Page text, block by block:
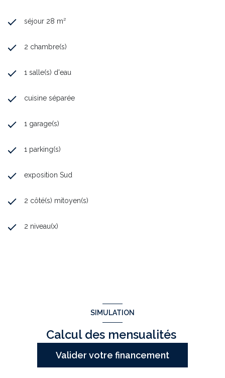
séjour 28 m²
2 chambre(s)
1 salle(s) d'eau
cuisine séparée
1 garage(s)
1 parking(s)
exposition Sud
2 côté(s) mitoyen(s)
2 niveau(x)
SIMULATION
Calcul des mensualités
Valider votre financement